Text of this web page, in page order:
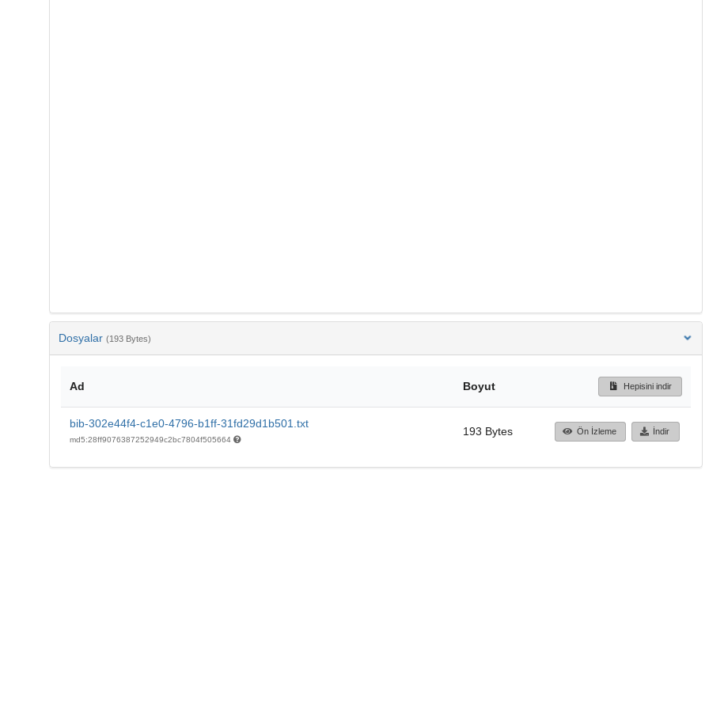
Dosyalar (193 Bytes)
Ad Boyut Hepisini indir
bib-302e44f4-c1e0-4796-b1ff-31fd29d1b501.txt
md5:28ff9076387252949c2bc7804f505664
193 Bytes Ön İzleme İndir